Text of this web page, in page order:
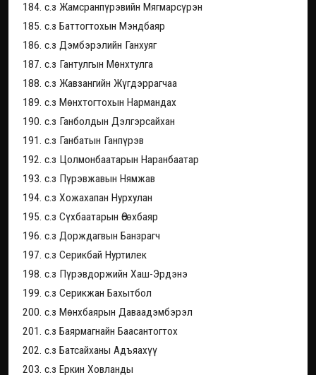
184. с.з Жамсранпүрэвийн Мягмарсүрэн
185. с.з Баттогтохын Мэндбаяр
186. с.з Дэмбэрэлийн Ганхуяг
187. с.з Гантулгын Мөнхтулга
188. с.з Жавзангийн Жүгдэррагчаа
189. с.з Мөнхтогтохын Нармандах
190. с.з Ганболдын Дэлгэрсайхан
191. с.з Ганбатын Ганпүрэв
192. с.з Цолмонбаатарын Наранбаатар
193. с.з Пүрэвжавын Нямжав
194. с.з Хожахапан Нурхулан
195. с.з Сүхбаатарын Өсөхбаяр
196. с.з Дорждагвын Банзрагч
197. с.з Серикбай Нуртилек
198. с.з Пүрэвдоржийн Хаш-Эрдэнэ
199. с.з Серикжан Бахытбол
200. с.з Мөнхбаярын Даваадэмбэрэл
201. с.з Баярмагнайн Баасантогтох
202. с.з Батсайханы Адъяахүү
203. с.з Еркин Ховланды